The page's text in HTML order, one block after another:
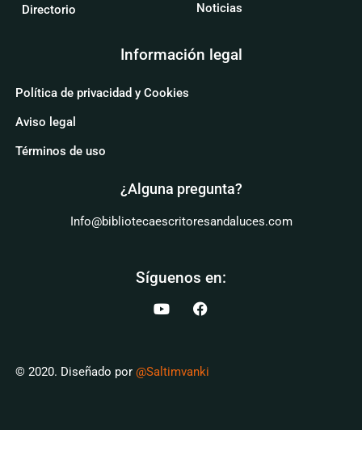
Directorio
Noticias
Información legal
Política de privacidad y Cookies
Aviso legal
Términos de uso
¿Alguna pregunta?
Info@bibliotecaescritoresandaluces.com
© 2020. Diseñado por @Saltimvanki
Síguenos en: